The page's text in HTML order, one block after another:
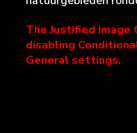
The Justified Image
disabling
General settings.